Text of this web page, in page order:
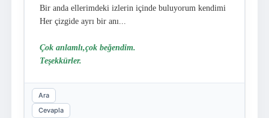
Bir anda ellerimdeki izlerin içinde buluyorum kendimi
Her çizgide ayrı bir anı...
Çok anlamlı,çok beğendim.
Teşekkürler.
Ara
Cevapla